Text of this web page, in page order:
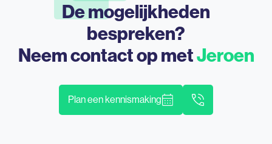
De mogelijkheden
bespreken?
Neem contact op metJeroen
Plan een kennismaking